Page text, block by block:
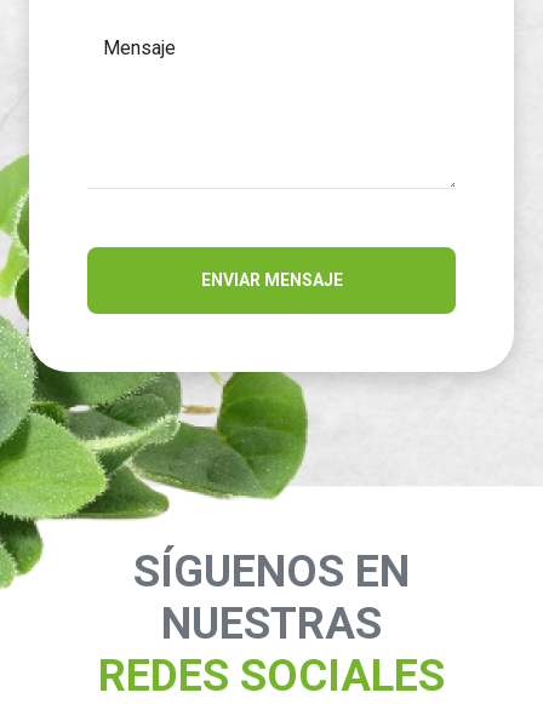
Mensaje
ENVIAR MENSAJE
SÍGUENOS EN
NUESTRAS
REDES SOCIALES